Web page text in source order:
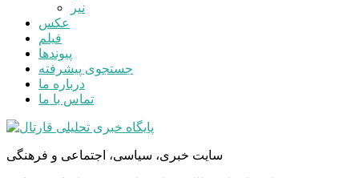
نیر
عکس
فیلم
پیوندها
جستجوی پیشرفته
درباره ما
تماس با ما
سایت خبری، سیاسی، اجتماعی و فرهنگی